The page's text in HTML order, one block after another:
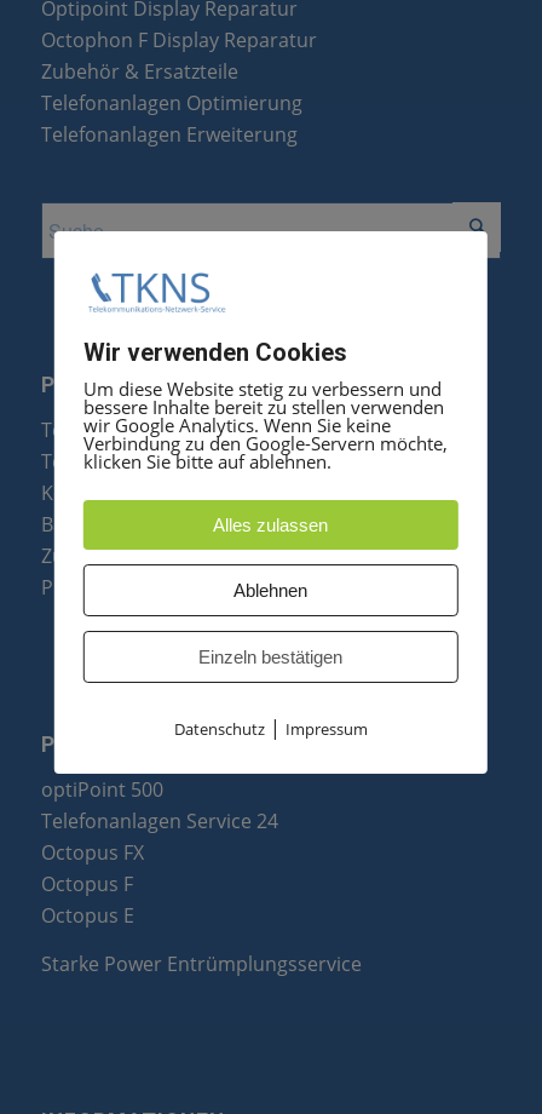
Optipoint Display Reparatur
Octophon F Display Reparatur
Zubehör & Ersatzteile
Telefonanlagen Optimierung
Telefonanlagen Erweiterung
PRODUKTE
Telefonanlagen
Telefone
Konftel Konferenztelefone
Baugruppen
Zubehör & Ersatzteile
Produktzusammenfassung
PARTNER
optiPoint 500
Telefonanlagen Service 24
Octopus FX
Octopus F
Octopus E
Starke Power Entrümplungsservice
Wir verwenden Cookies
Um diese Website stetig zu verbessern und
bessere Inhalte bereit zu stellen verwenden
wir Google Analytics. Wenn Sie keine
Verbindung zu den Google-Servern möchte,
klicken Sie bitte auf ablehnen.
Alles zulassen
Ablehnen
Einzeln bestätigen
Datenschutz| Impressum